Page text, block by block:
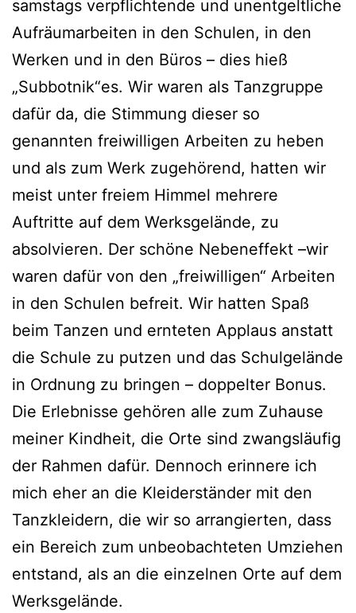
samstags verpflichtende und unentgeltliche
Aufräumarbeiten in den Schulen, in den
Werken und in den Büros – dies hieß
„Subbotnik“es. Wir waren als Tanzgruppe
dafür da, die Stimmung dieser so
genannten freiwilligen Arbeiten zu heben
und als zum Werk zugehörend, hatten wir
meist unter freiem Himmel mehrere
Auftritte auf dem Werksgelände, zu
absolvieren. Der schöne Nebeneffekt –wir
waren dafür von den „freiwilligen“ Arbeiten
in den Schulen befreit. Wir hatten Spaß
beim Tanzen und ernteten Applaus anstatt
die Schule zu putzen und das Schulgelände
in Ordnung zu bringen – doppelter Bonus.
Die Erlebnisse gehören alle zum Zuhause
meiner Kindheit, die Orte sind zwangsläufig
der Rahmen dafür. Dennoch erinnere ich
mich eher an die Kleiderständer mit den
Tanzkleidern, die wir so arrangierten, dass
ein Bereich zum unbeobachteten Umziehen
entstand, als an die einzelnen Orte auf dem
Werksgelände.